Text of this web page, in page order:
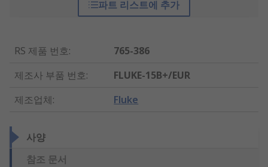
파트 리스트에 추가
RS 제품 번호:
765-386
제조사 부품 번호:
FLUKE-15B+/EUR
제조업체: Fluke
사양
참조 문서